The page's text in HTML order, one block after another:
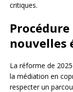
critiques.
nouvelles
La réforme de
la médiation en
respecter un